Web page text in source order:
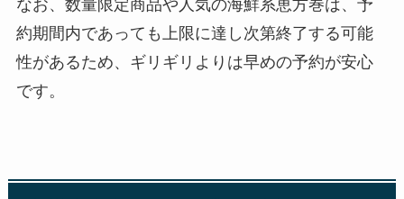
なお、数量限定商品や人気の海鮮系恵方巻は、予
約期間内であっても上限に達し次第終了する可能
性があるため、ギリギリよりは早めの予約が安心
です。